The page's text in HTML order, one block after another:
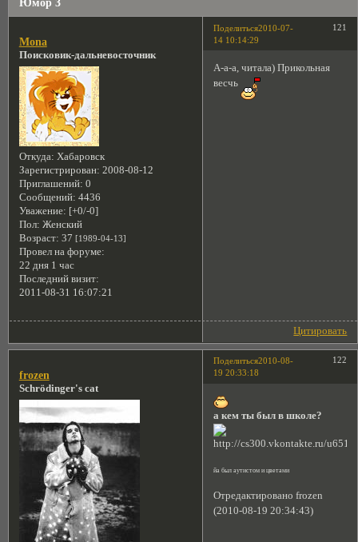
Поделиться 121
2010-07-
14 10:14:29
Mona
Поисковик-дальневосточник
Откуда: Хабаровск
Зарегистрирован: 2008-08-12
Приглашений: 0
Сообщений: 4436
Уважение: [+0/-0]
Пол: Женский
Возраст: 37 [1989-04-13]
Провел на форуме:
22 дня 1 час
Последний визит:
2011-08-31 16:07:21
А-а-а, читала) Прикольная
весчь
Цитировать
Поделиться 122
2010-08-
19 20:33:18
frozen
Schrödinger's cat
а кем ты был в школе?
йа был аутистом и цветами
Отредактировано frozen
(2010-08-19 20:34:43)